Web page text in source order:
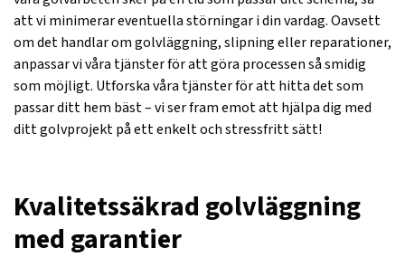
att vi minimerar eventuella störningar i din vardag. Oavsett
om det handlar om golvläggning, slipning eller reparationer,
anpassar vi våra tjänster för att göra processen så smidig
som möjligt. Utforska våra tjänster för att hitta det som
passar ditt hem bäst – vi ser fram emot att hjälpa dig med
ditt golvprojekt på ett enkelt och stressfritt sätt!
Kvalitetssäkrad golvläggning
med garantier